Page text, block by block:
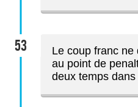
53
Le coup franc ne
au point de
deux temps